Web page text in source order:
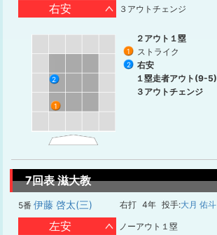
右安 ３アウトチェンジ
1
2
２アウト１塁
1 ストライク
2
右安
１塁走者アウト(9-5)
３アウトチェンジ
7回表 滋大教
5番 伊藤 啓太(三) 右打 4年 投手:大月 佑斗
左安 ノーアウト１塁